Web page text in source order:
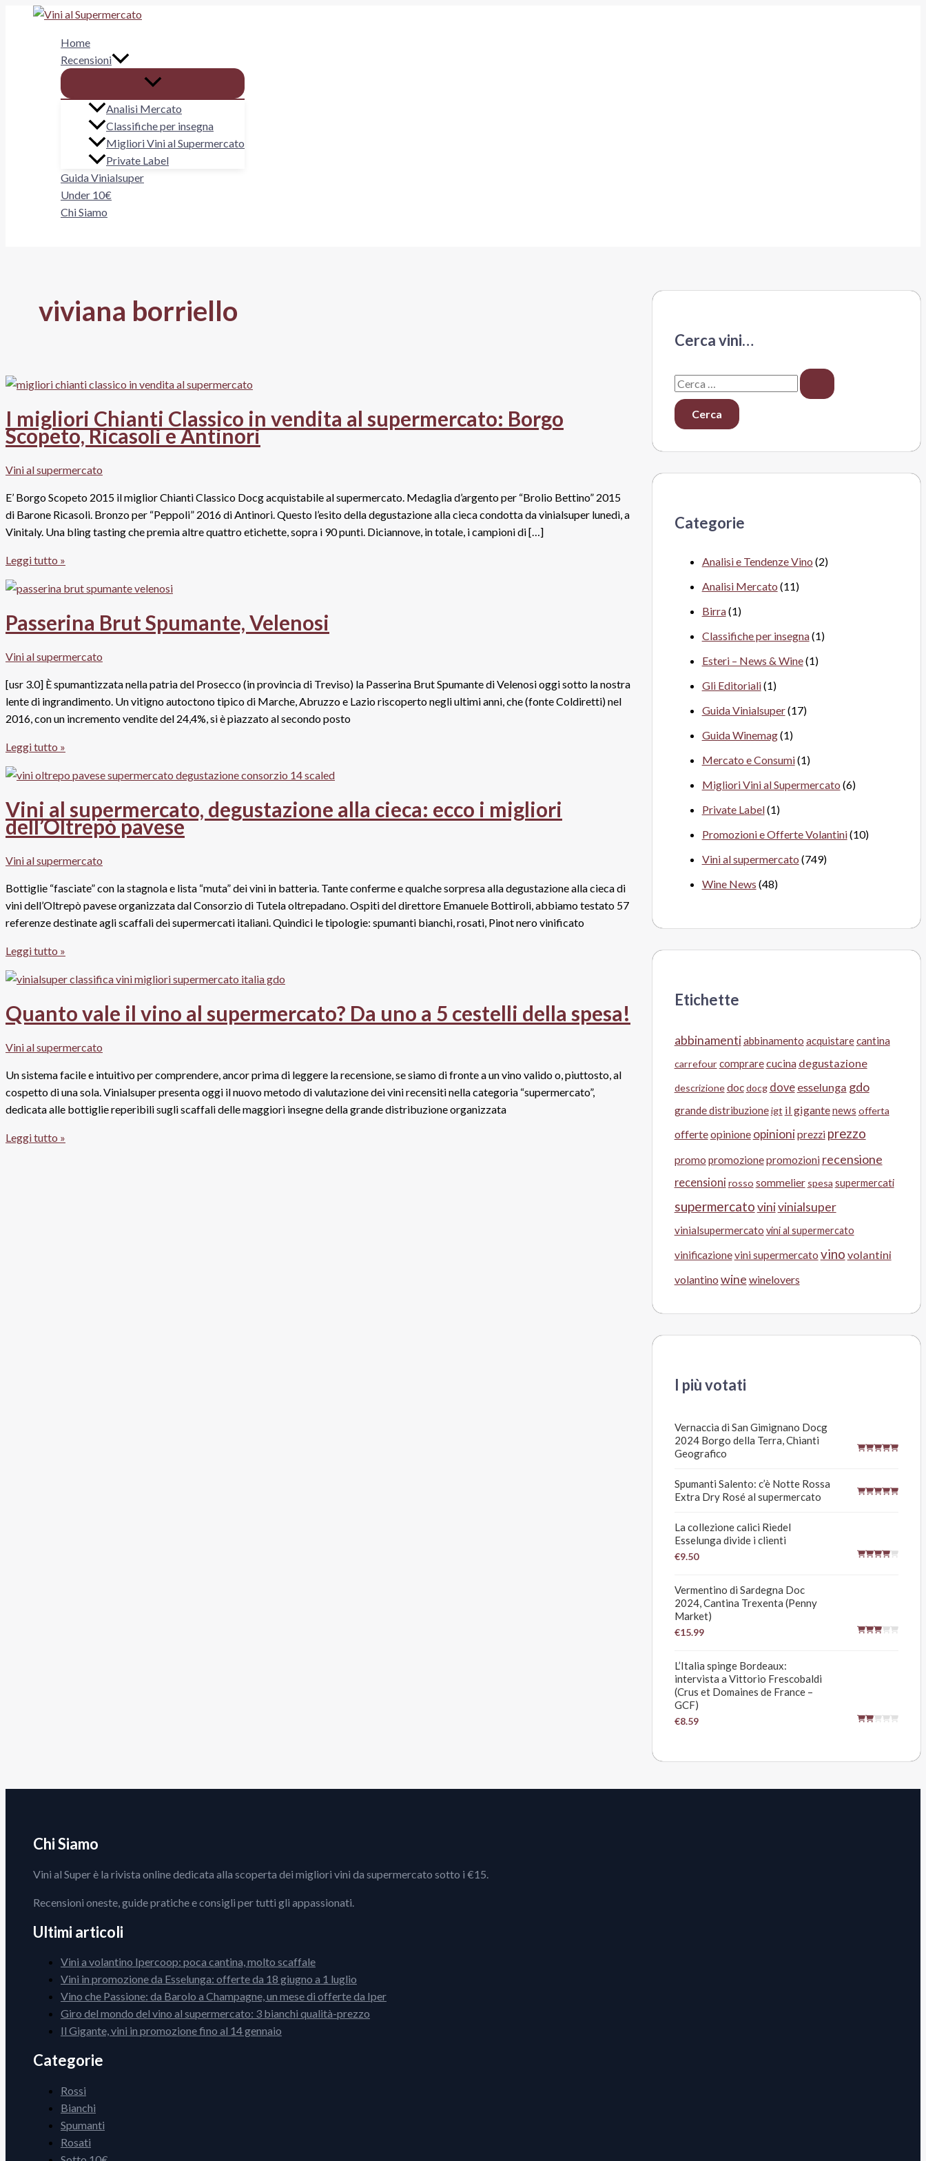
Home
Recensioni
Analisi Mercato
Classifiche per insegna
Migliori Vini al Supermercato
Private Label
Guida Vinialsuper
Under 10€
Chi Siamo
viviana borriello
I migliori Chianti Classico in vendita al supermercato: Borgo
Scopeto, Ricasoli e Antinori
Vini al supermercato
E’ Borgo Scopeto 2015 il miglior Chianti Classico Docg acquistabile al supermercato. Medaglia d’argento per “Brolio Bettino” 2015
di Barone Ricasoli. Bronzo per “Peppoli” 2016 di Antinori. Questo l’esito della degustazione alla cieca condotta da vinialsuper lunedì, a
Vinitaly. Una bling tasting che premia altre quattro etichette, sopra i 90 punti. Diciannove, in totale, i campioni di […]
I
migliori
Chianti
in
al
supermercato:
Borgo
Scopeto,
e
Antinori
Leggi tutto »
Passerina Brut Spumante, Velenosi
Vini al supermercato
[usr 3.0] È spumantizzata nella patria del Prosecco (in provincia di Treviso) la Passerina Brut Spumante di Velenosi oggi sotto la nostra
lente di ingrandimento. Un vitigno autoctono tipico di Marche, Abruzzo e Lazio riscoperto negli ultimi anni, che (fonte Coldiretti) nel
2016, con un incremento vendite del 24,4%, si è piazzato al secondo posto
Passerina
Brut
Spumante,
Leggi tutto »
Vini al supermercato, degustazione alla cieca: ecco i migliori
dell’Oltrepò pavese
Vini al supermercato
Bottiglie “fasciate” con la stagnola e lista “muta” dei vini in batteria. Tante conferme e qualche sorpresa alla degustazione alla cieca di
vini dell’Oltrepò pavese organizzata dal Consorzio di Tutela oltrepadano. Ospiti del direttore Emanuele Bottiroli, abbiamo testato 57
referenze destinate agli scaffali dei supermercati italiani. Quindici le tipologie: spumanti bianchi, rosati, Pinot nero vinificato
Vini
supermercato,
alla
ecco
i
migliori
dell’Oltrepò
Leggi tutto »
Quanto vale il vino al supermercato? Da uno a 5 cestelli della spesa!
Vini al supermercato
Un sistema facile e intuitivo per comprendere, ancor prima di leggere la recensione, se siamo di fronte a un vino valido o, piuttosto, al
cospetto di una sola. Vinialsuper presenta oggi il nuovo metodo di valutazione dei vini recensiti nella categoria “supermercato”,
dedicata alle bottiglie reperibili sugli scaffali delle maggiori insegne della grande distribuzione organizzata
Quanto
Leggi tutto »
Cerca vini…
C
e
r
Categorie
Analisi e Tendenze Vino (2)
Analisi Mercato (11)
Birra(1)
Classifiche per insegna(1)
Esteri – News & Wine(1)
Gli Editoriali(1)
Guida Vinialsuper(17)
Guida Winemag(1)
Mercato e Consumi(1)
Migliori Vini al Supermercato (6)
Private Label(1)
Promozioni e Offerte Volantini(10)
Vini al supermercato (749)
Wine News (48)
Etichette
abbinamentiabbinamento acquistarecantina
carrefour comprarecucina degustazione
descrizionedocdocg dove esselunga gdo
grande distribuzioneigt il gigantenews offerta
offerteopinione opinioniprezzi prezzo
promo promozionepromozioni recensione
recensioni rosso sommelier spesa supermercati
supermercatovinivinialsuper
vinialsupermercato vini al supermercato
vinificazionevini supermercato vino volantini
volantino wine winelovers
I più votati
Vernaccia di San Gimignano Docg
2024 Borgo della Terra, Chianti
Geografico
Spumanti Salento: c’è Notte Rossa
Extra Dry Rosé al supermercato
La collezione calici Riedel
Esselunga divide i clienti
€9.50
Vermentino di Sardegna Doc
2024, Cantina Trexenta (Penny
Market)
€15.99
L’Italia spinge Bordeaux:
intervista a Vittorio Frescobaldi
(Crus et Domaines de France –
GCF)
€8.59
Chi Siamo
Vini al Super è la rivista online dedicata alla scoperta dei migliori vini da supermercato sotto i €15.
Recensioni oneste, guide pratiche e consigli per tutti gli appassionati.
Ultimi articoli
Vini a volantino Ipercoop: poca cantina, molto scaffale
Vini in promozione da Esselunga: offerte da 18 giugno a 1 luglio
Vino che Passione: da Barolo a Champagne, un mese di offerte da Iper
Giro del mondo del vino al supermercato: 3 bianchi qualità-prezzo
Il Gigante, vini in promozione fino al 14 gennaio
Categorie
Rossi
Bianchi
Spumanti
Rosati